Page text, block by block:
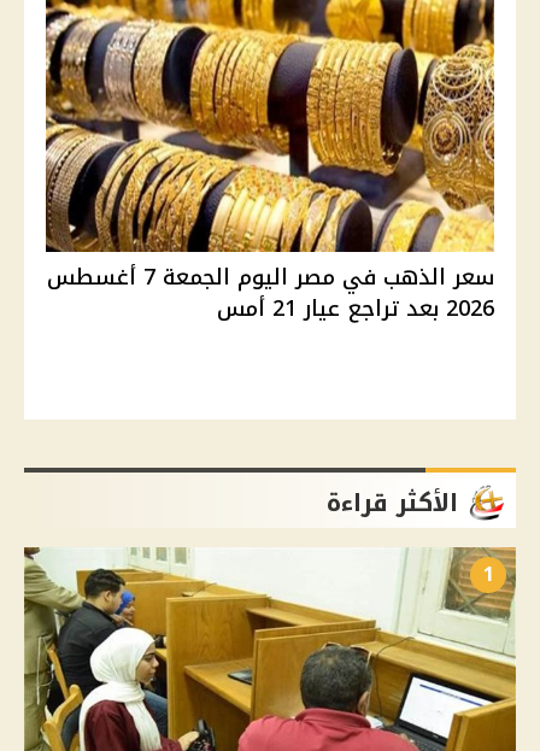
سعر الذهب في مصر اليوم الجمعة 7 أغسطس
2026 بعد تراجع عيار 21 أمس
الأكثر قراءة
1